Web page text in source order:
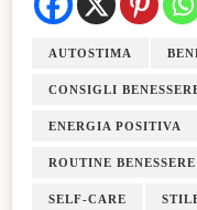
AUTOSTIMA
CONSIGLI
ENERGIA POSITIVA
ROUTINE BENESSERE
SELF-CARE